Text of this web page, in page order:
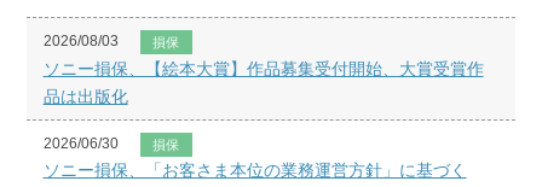
2026/08/03 損保
ソニー損保、【絵本大賞】作品募集受付開始、大賞受賞作
品は出版化
2026/06/30 損保
ソニー損保、「お客さま本位の業務運営方針」に基づく